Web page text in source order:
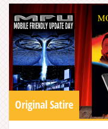
Original Satire